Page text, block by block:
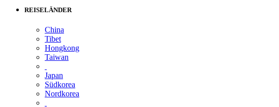
REISELÄNDER
China
Tibet
Hongkong
Taiwan
Japan
Südkorea
Nordkorea